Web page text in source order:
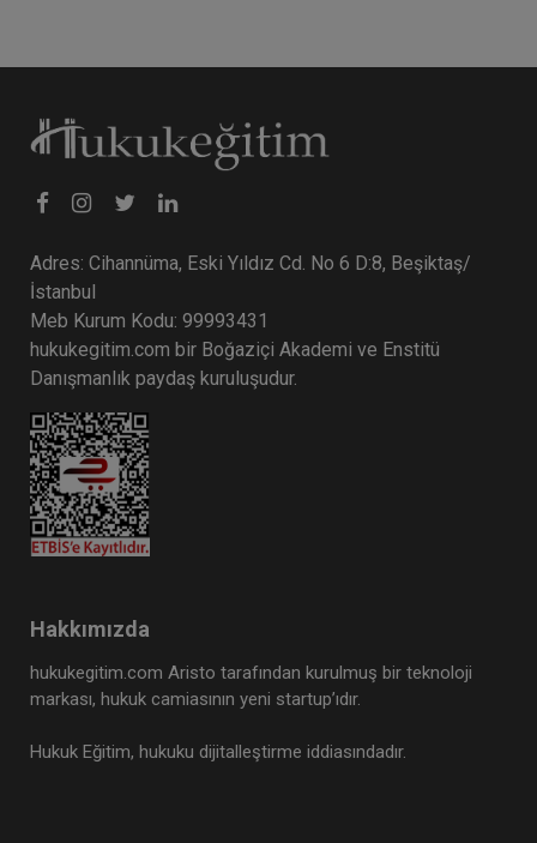
Adres: Cihannüma, Eski Yıldız Cd. No 6 D:8, Beşiktaş/
İstanbul
Meb Kurum Kodu: 99993431
hukukegitim.com bir Boğaziçi Akademi ve Enstitü
Danışmanlık paydaş kuruluşudur.
Hakkımızda
hukukegitim.com Aristo tarafından kurulmuş bir teknoloji
markası, hukuk camiasının yeni startup’ıdır.
Hukuk Eğitim, hukuku dijitalleştirme iddiasındadır.